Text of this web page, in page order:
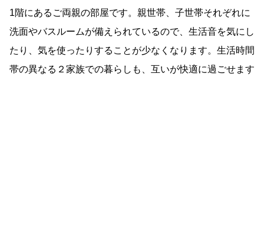
1階にあるご両親の部屋です。親世帯、子世帯それぞれに
洗面やバスルームが備えられているので、生活音を気にし
たり、気を使ったりすることが少なくなります。生活時間
帯の異なる２家族での暮らしも、互いが快適に過ごせます